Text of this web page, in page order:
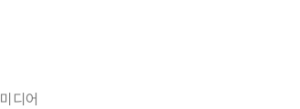
미디어